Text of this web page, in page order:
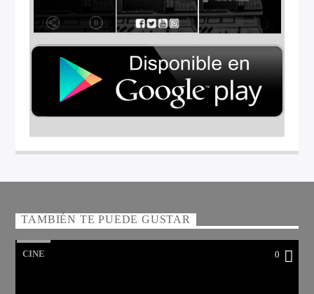
TAMBIÉN TE PUEDE GUSTAR
CINE 0